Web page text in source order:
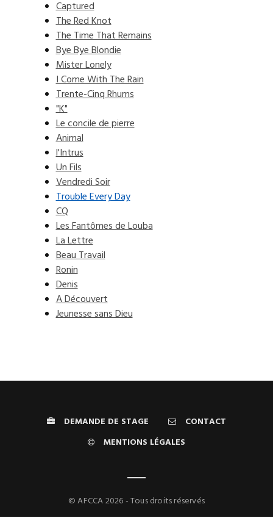
Captured
The Red Knot
The Time That Remains
Bye Bye Blondie
Mister Lonely
I Come With The Rain
Trente-Cinq Rhums
"K"
Le concile de pierre
Animal
l'Intrus
Un Fils
Vendredi Soir
Trouble Every Day
CQ
Les Fantômes de Louba
La Lettre
Beau Travail
Ronin
Denis
A Découvert
Jeunesse sans Dieu
DEMANDE DE STAGE
CONTACT
MENTIONS LÉGALES
© AFCCA 2026 - Tous droits réservés